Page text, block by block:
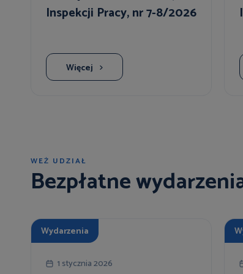
Inspekcji Pracy, nr 7-8/2026
Więcej
WEŹ UDZIAŁ
Bezpłatne
Wydarzenia
1 stycznia 2026